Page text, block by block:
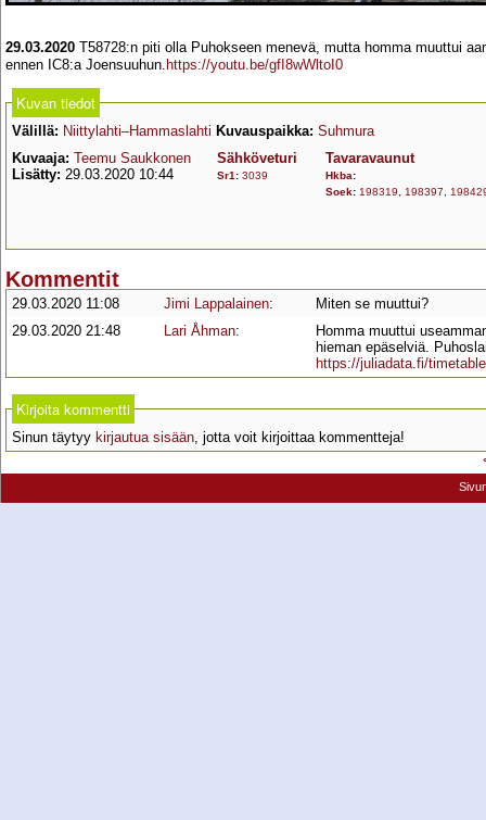
29.03.2020 T58728:n piti olla Puhokseen menevä, mutta homma muuttui
ennen IC8:a Joensuuhun. https://youtu.be/gfI8wWltoI0
Kuvan tiedot
Välillä: Niittylahti–Hammaslahti Kuvauspaikka: Suhmura
Kuvaaja: Teemu Saukkonen
Lisätty: 29.03.2020 10:44
Sähköveturi
Sr1 : 3039
Tavaravaunut
Hkba:
Soek: 198319 198397
Kommentit
29.03.2020 11:08 Jimi Lappalainen:
Miten se muuttui?
29.03.2020 21:48
Lari Åhman:
Homma muuttui
hieman epäselviä.
https://juliadata.fi/
Kirjoita kommentti
Sinun täytyy kirjautua sisään, jotta voit kirjoittaa kommentteja!